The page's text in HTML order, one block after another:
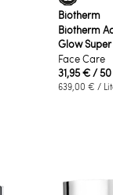
Biotherm
Biotherm
Glow
Face Care
31,95 €/
639,00 € /